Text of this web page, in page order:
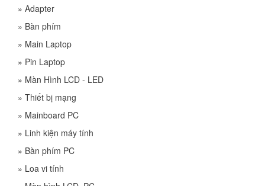
» Adapter
» Bàn phím
» Main Laptop
» Pin Laptop
» Màn Hình LCD - LED
» Thiết bị mạng
» Mainboard PC
» Linh kiện máy tính
» Bàn phím PC
» Loa vi tính